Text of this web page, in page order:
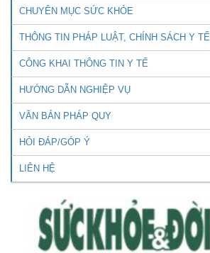
CHUYÊN MỤC SỨC KHỎE
THÔNG TIN PHÁP LUẬT, CHÍNH SÁCH Y TẾ
CÔNG KHAI THÔNG TIN Y TẾ
HƯỚNG DẪN NGHIỆP VỤ
VĂN BẢN PHÁP QUY
HỎI ĐÁP/GÓP Ý
LIÊN HỆ